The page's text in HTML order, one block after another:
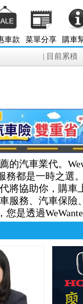
車款 菜單分享 購車
| 目前累積
的汽車業代。
務都是一時之選
將協助你，購車
服務、汽車保險
是透過